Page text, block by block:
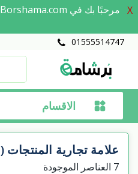
X
01555514747
الاقسام
علامة تجارية المنتجات (Dermacutix)
7 العناصر الموجودة